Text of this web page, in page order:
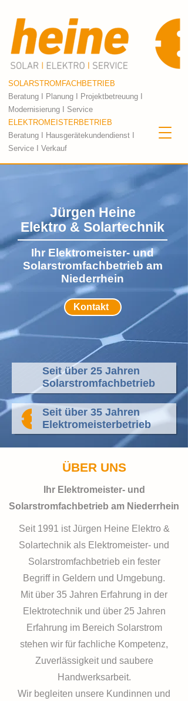
SOLARSTROMFACHBETRIEB
Beratung I Planung I Projektbetreuung I
Modernisierung I Service
ELEKTROMEISTERBETRIEB
Beratung I Hausgerätekundendienst I
Service I Verkauf
Jürgen Heine
Elektro & Solartechnik
Ihr Elektromeister- und
Solarstromfachbetrieb am
Niederrhein
Kontakt
Seit über 25 Jahren
Solarstromfachbetrieb
Seit über 35 Jahren
Elektromeisterbetrieb
ÜBER UNS
Ihr Elektromeister- und
Solarstromfachbetrieb am Niederrhein
Seit 1991 ist Jürgen Heine Elektro &
Solartechnik als Elektromeister- und
Solarstromfachbetrieb ein fester
Begriff in Geldern und Umgebung.
Mit über 35 Jahren Erfahrung in der
Elektrotechnik und über 25 Jahren
Erfahrung im Bereich Solarstrom
stehen wir für fachliche Kompetenz,
Zuverlässigkeit und saubere
Handwerksarbeit.
Wir begleiten unsere Kundinnen und